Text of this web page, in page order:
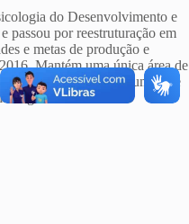
do Desenvolvimento e
passou por reestruturação em
e metas de produção e
Mantém uma única área de
‘Desenvolvimento Humano e
Escolar’.